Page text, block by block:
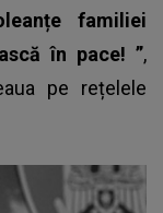
familiei
în pace! ”,
pe rețelele